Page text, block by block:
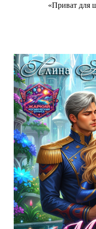
«Приват для